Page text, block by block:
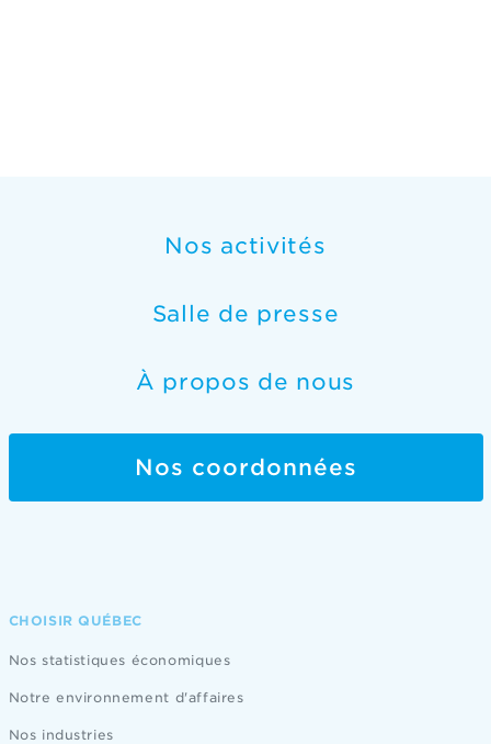
Nos activités
Salle de presse
À propos de nous
Nos coordonnées
CHOISIR QUÉBEC
Nos statistiques économiques
Notre environnement d'affaires
Nos industries